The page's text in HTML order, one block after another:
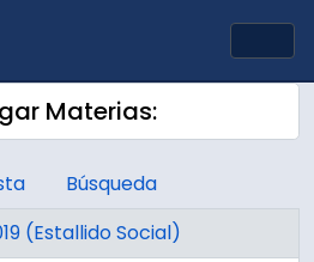
Materias:
Búsqueda
(Estallido Social)